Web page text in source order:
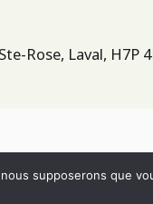
Rose, Laval, H7P
supposerons que